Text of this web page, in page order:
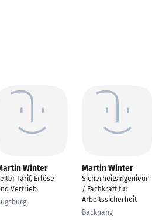
Winter
Tarif, Erlöse
Vertrieb
Martin Winter
Sicherheitsingenieur
/ Fachkraft für
Arbeitssicherheit
Backnang